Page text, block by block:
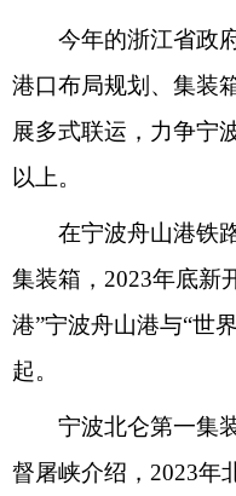
今年的浙江省政府
港口布局规划、集装
展多式联运，力争宁
以上。
在宁波舟山港铁路
集装箱，2023年底新
港”宁波舟山港与“世
起。
宁波北仑第一集装
督屠峡介绍，2023年